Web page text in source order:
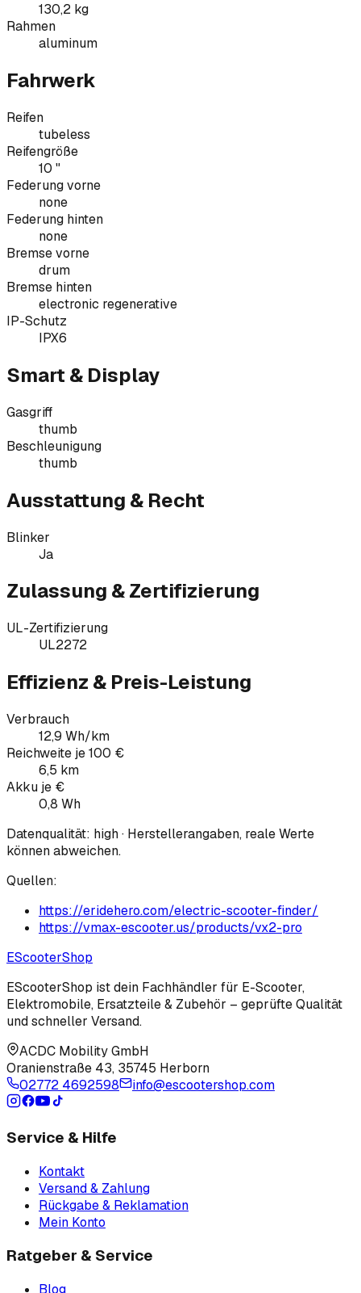
130,2 kg
Rahmen
aluminum
Fahrwerk
Reifen
tubeless
Reifengröße
10 "
Federung vorne
none
Federung hinten
none
Bremse vorne
drum
Bremse hinten
electronic regenerative
IP-Schutz
IPX6
Smart & Display
Gasgriff
thumb
Beschleunigung
thumb
Ausstattung & Recht
Blinker
Ja
Zulassung & Zertifizierung
UL-Zertifizierung
UL2272
Effizienz & Preis-Leistung
Verbrauch
12,9 Wh/km
Reichweite je 100 €
6,5 km
Akku je €
0,8 Wh
Datenqualität: high· Herstellerangaben, reale Werte
können abweichen.
Quellen:
https://eridehero.com/electric-scooter-finder/
https://vmax-escooter.us/products/vx2-pro
EScooterShop
EScooterShop ist dein Fachhändler für E-Scooter,
Elektromobile, Ersatzteile & Zubehör – geprüfte Qualität
und schneller Versand.
ACDC Mobility GmbH
Oranienstraße 43, 35745 Herborn
02772 4692598
info@escootershop.com
Service & Hilfe
Kontakt
Versand & Zahlung
Rückgabe & Reklamation
Mein Konto
Ratgeber & Service
Blog